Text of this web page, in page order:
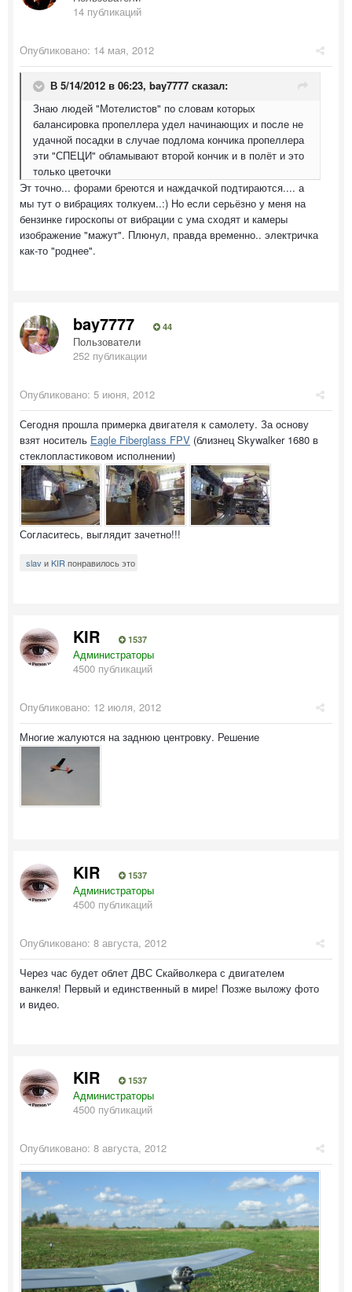
14 публикаций
Опубликовано: 14 мая, 2012
В 5/14/2012 в 06:23, bay7777 сказал:
Знаю людей "Мотелистов" по словам которых
балансировка пропеллера удел начинающих и после не
удачной посадки в случае подлома кончика пропеллера
эти "СПЕЦИ" обламывают второй кончик и в полёт и это
только цветочки
Эт точно... форами бреются и наждачкой подтираются.... а
мы тут о вибрациях толкуем..:) Но если серьёзно у меня на
бензинке гироскопы от вибрации с ума сходят и камеры
изображение "мажут". Плюнул, правда временно.. электричка
как-то "роднее".
bay7777 44
Пользователи
252 публикации
Опубликовано: 5 июня, 2012
Сегодня прошла примерка двигателя к самолету. За основу
взят носитель Eagle Fiberglass FPV (близнец Skywalker 1680 в
стеклопластиковом исполнении)
Согласитесь, выглядит зачетно!!!
slavиKIR понравилось это
KIR 1537
Администраторы
4500 публикаций
Опубликовано: 12 июля, 2012
Многие жалуются на заднюю центровку. Решение
KIR 1537
Администраторы
4500 публикаций
Опубликовано: 8 августа, 2012
Через час будет облет ДВС Скайволкера с двигателем
ванкеля! Первый и единственный в мире! Позже выложу фото
и видео.
KIR 1537
Администраторы
4500 публикаций
Опубликовано: 8 августа, 2012